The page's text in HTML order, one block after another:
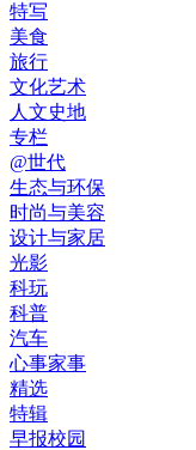
特写
美食
旅行
文化艺术
人文史地
专栏
@世代
生态与环保
时尚与美容
设计与家居
光影
科玩
科普
汽车
心事家事
精选
特辑
早报校园